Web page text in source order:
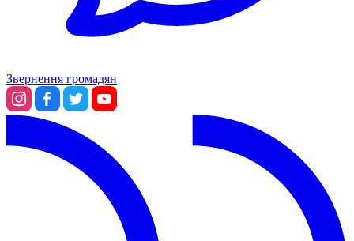
Звернення громадян